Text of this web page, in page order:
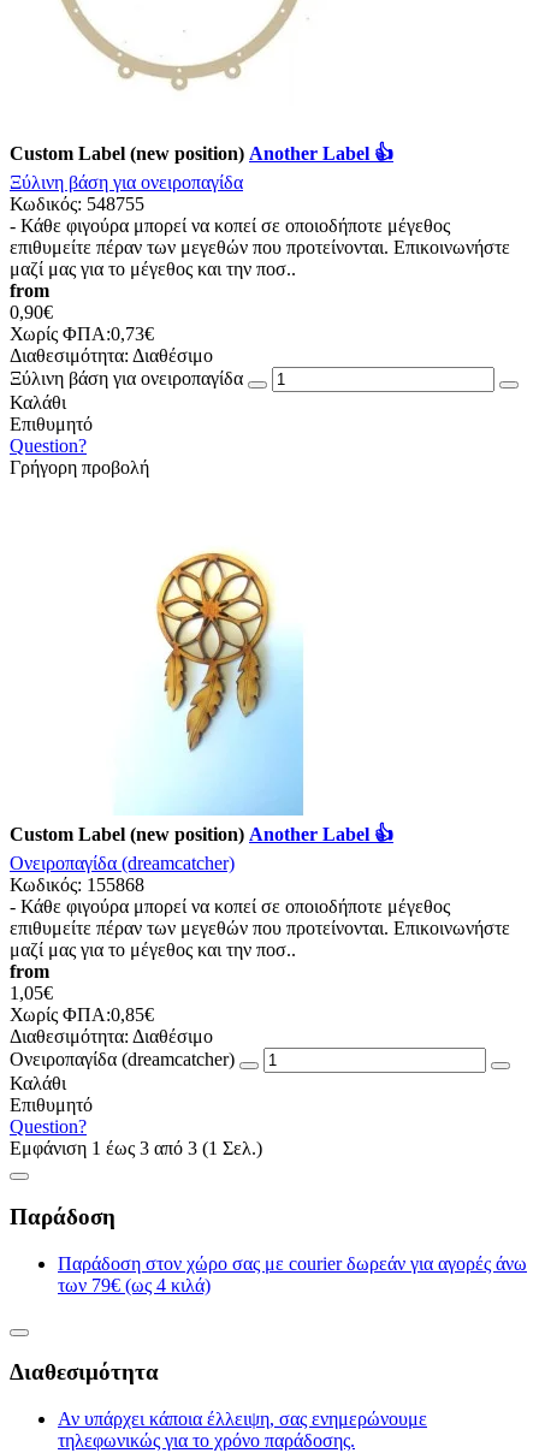
Custom Label (new position) Another Label 👍
Ξύλινη βάση για ονειροπαγίδα
Κωδικός: 548755
- Κάθε φιγούρα μπορεί να κοπεί σε οποιοδήποτε μέγεθος
επιθυμείτε πέραν των μεγεθών που προτείνονται. Επικοινωνήστε
μαζί μας για το μέγεθος και την ποσ..
from
0,90€
Χωρίς ΦΠΑ:0,73€
Διαθεσιμότητα: Διαθέσιμο
Ξύλινη βάση για ονειροπαγίδα
Καλάθι
Επιθυμητό
Question?
Γρήγορη προβολή
Custom Label (new position) Another Label 👍
Ονειροπαγίδα (dreamcatcher)
Κωδικός: 155868
- Κάθε φιγούρα μπορεί να κοπεί σε οποιοδήποτε μέγεθος
επιθυμείτε πέραν των μεγεθών που προτείνονται. Επικοινωνήστε
μαζί μας για το μέγεθος και την ποσ..
from
1,05€
Χωρίς ΦΠΑ:0,85€
Διαθεσιμότητα: Διαθέσιμο
Ονειροπαγίδα (dreamcatcher)
Καλάθι
Επιθυμητό
Question?
Εμφάνιση 1 έως 3 από 3 (1 Σελ.)
Παράδοση
Παράδοση στον χώρο σας με courier δωρεάν για αγορές άνω
των 79€ (ως 4 κιλά)
Διαθεσιμότητα
Αν υπάρχει κάποια έλλειψη, σας ενημερώνουμε
τηλεφωνικώς για το χρόνο παράδοσης.